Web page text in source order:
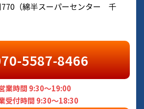
770（綿半スーパーセンター 千
5587-8466
業時間 9:30～19:00
受付時間 9:30～18:30